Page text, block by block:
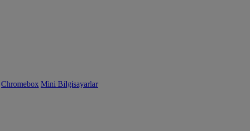
Chromebox Mini Bilgisayarlar